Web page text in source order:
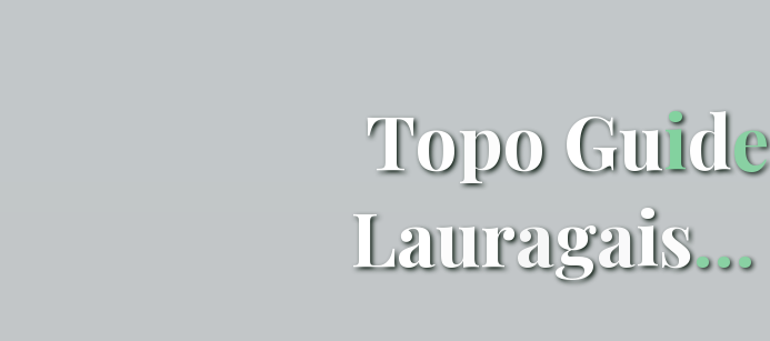
Topo Guide
Lauragais…